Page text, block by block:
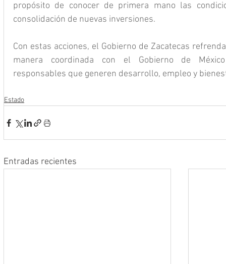
propósito de conocer de primera mano las
consolidación de nuevas inversiones.
Con estas acciones, el Gobierno de Zacatecas
manera coordinada con el Gobierno de
responsables que generen desarrollo, empleo y
Estado
Entradas recientes